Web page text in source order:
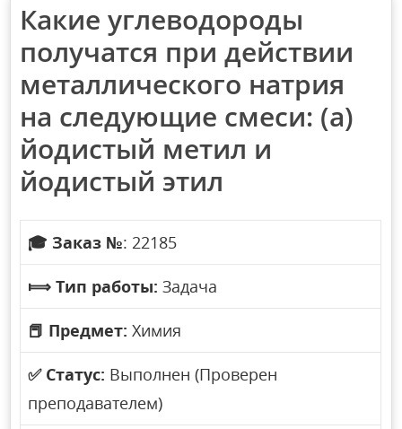
Какие углеводороды
получатся при действии
металлического натрия
на следующие смеси: (а)
йодистый метил и
йодистый этил
🎓 Заказ №: 22185
⟾ Тип работы: Задача
📕 Предмет: Химия
✅ Статус: Выполнен (Проверен
преподавателем)